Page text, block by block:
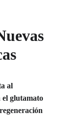
al
el glutamato